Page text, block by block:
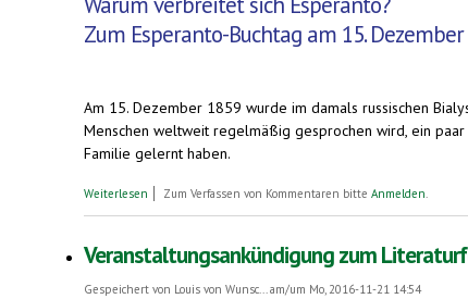
Zum Esperanto-Buchtag am 15.
Am 15. Dezember 1859 wurde im damals russischen
Menschen weltweit regelmäßig gesprochen wird, ein
Familie gelernt haben.
Weiterlesen über Warum verbreitet sich Esperanto? Zum Esperanto-
Zum Verfassen von Kommentaren bitte Anmelden
Veranstaltungsankündigung zum
Gespeichert von Louis von Wunsc...am/um Mo, 2016-11-21 14:54